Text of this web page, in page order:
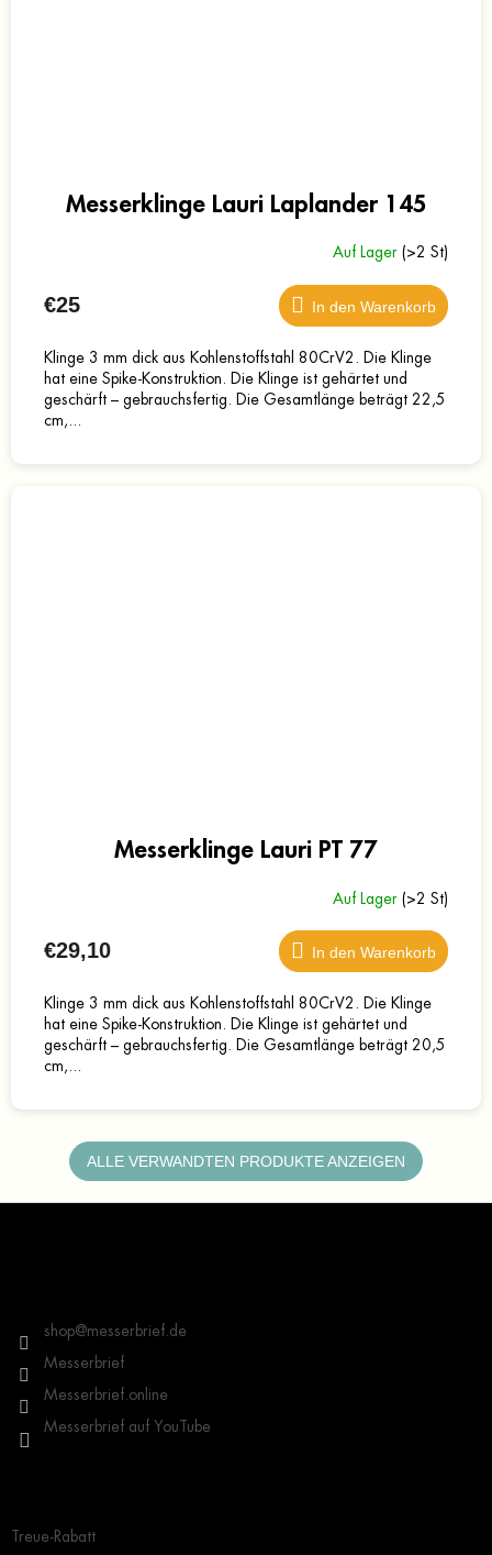
Messerklinge Lauri Laplander 145
Auf Lager (>2 St)
€25 In den Warenkorb
Klinge 3 mm dick aus Kohlenstoffstahl 80CrV2. Die Klinge
hat eine Spike-Konstruktion. Die Klinge ist gehärtet und
geschärft – gebrauchsfertig. Die Gesamtlänge beträgt 22,5
cm,...
Messerklinge Lauri PT 77
Auf Lager (>2 St)
€29,10 In den Warenkorb
Klinge 3 mm dick aus Kohlenstoffstahl 80CrV2. Die Klinge
hat eine Spike-Konstruktion. Die Klinge ist gehärtet und
geschärft – gebrauchsfertig. Die Gesamtlänge beträgt 20,5
cm,...
ALLE VERWANDTEN PRODUKTE ANZEIGEN
shop@messerbrief.de
Messerbrief
Messerbrief.online
Messerbrief auf YouTube
Treue-Rabatt